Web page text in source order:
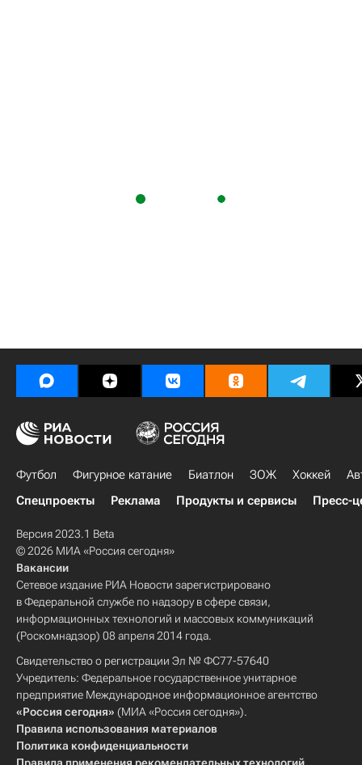
Футбол Фигурное катание Биатлон ЗОЖ Хоккей
Спецпроекты
Реклама Продукты и сервисы Пресс-
Версия 2023.1 Beta
© 2026 МИА «Россия сегодня»
Вакансии
Сетевое издание РИА Новости зарегистрировано
в Федеральной службе по надзору в сфере связи,
информационных технологий и массовых коммуникаций
(Роскомнадзор) 08 апреля 2014 года.
Свидетельство о регистрации Эл № ФС77-57640
Учредитель: Федеральное государственное унитарное
предприятие Международное информационное агентство
«Россия сегодня» (МИА «Россия сегодня»).
Правила использования материалов
Политика конфиденциальности